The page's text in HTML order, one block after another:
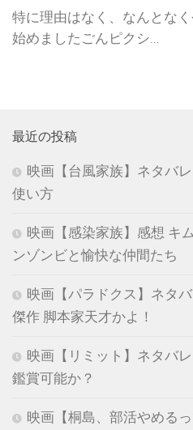
特に理由はなく、なんとな
始めましたごんピクシ...
最近の投稿
映画【台風家族】ネタバ
使い方
映画【感染家族】感想 キ
ンゾンビと愉快な仲間たち
映画【パラドクス】ネタ
傑作 脚本家天才かよ！
映画【リミット】ネタバ
鑑賞可能か？
映画【桐島、部活やめる